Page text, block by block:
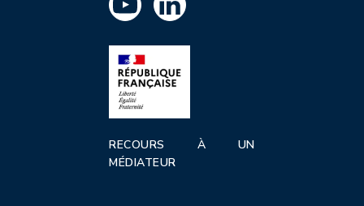
RECOURS À UN
MÉDIATEUR